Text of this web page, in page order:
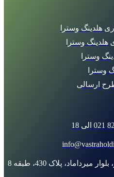
هلدینگ وسترا
وسترا
وسترا
وسترا
ارسالی
پلاک 430، طبقه 8